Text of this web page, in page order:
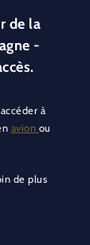
de la
-
à
avion ou
de plus